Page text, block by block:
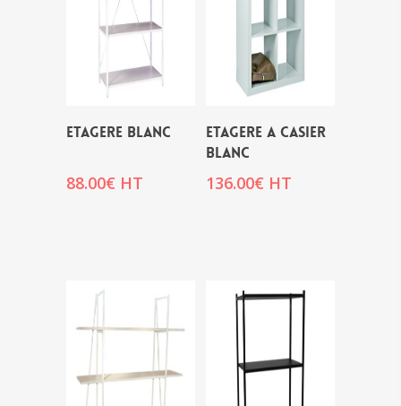
ETAGERE BLANC
88.00€ HT
ETAGERE A CASIER
BLANC
136.00€ HT